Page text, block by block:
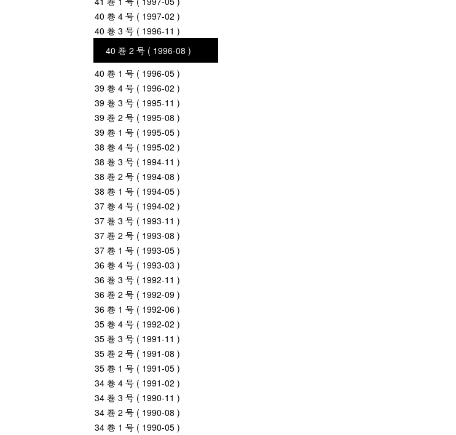
40 巻 4 号 ( 1997-02 )
40 巻 3 号 ( 1996-11 )
40 巻 2 号 ( 1996-08 )
40 巻 1 号 ( 1996-05 )
39 巻 4 号 ( 1996-02 )
39 巻 3 号 ( 1995-11 )
39 巻 2 号 ( 1995-08 )
39 巻 1 号 ( 1995-05 )
38 巻 4 号 ( 1995-02 )
38 巻 3 号 ( 1994-11 )
38 巻 2 号 ( 1994-08 )
38 巻 1 号 ( 1994-05 )
37 巻 4 号 ( 1994-02 )
37 巻 3 号 ( 1993-11 )
37 巻 2 号 ( 1993-08 )
37 巻 1 号 ( 1993-05 )
36 巻 4 号 ( 1993-03 )
36 巻 3 号 ( 1992-11 )
36 巻 2 号 ( 1992-09 )
36 巻 1 号 ( 1992-06 )
35 巻 4 号 ( 1992-02 )
35 巻 3 号 ( 1991-11 )
35 巻 2 号 ( 1991-08 )
35 巻 1 号 ( 1991-05 )
34 巻 4 号 ( 1991-02 )
34 巻 3 号 ( 1990-11 )
34 巻 2 号 ( 1990-08 )
34 巻 1 号 ( 1990-05 )